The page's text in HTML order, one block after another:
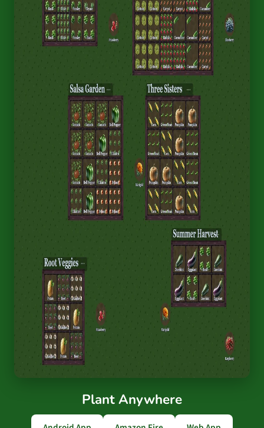
Plant Anywhere